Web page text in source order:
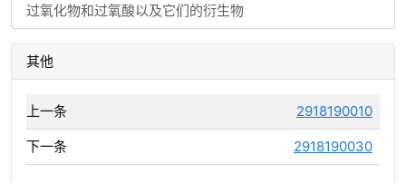
过氧化物和过氧酸以及它们的衍生物
其他
上一条 2918190010
下一条 2918190030